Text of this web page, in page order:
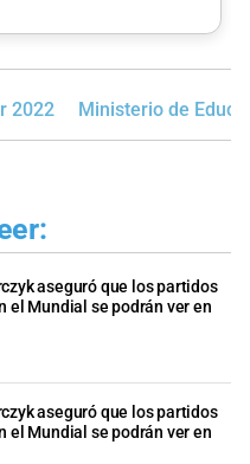
2022 Ministerio de
aseguró que los partidos
el Mundial se podrán ver en
aseguró que los partidos
el Mundial se podrán ver en